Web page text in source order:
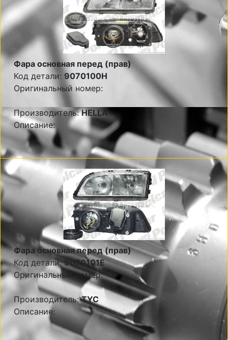
Фара основная перед (прав)
Код детали: 9070100H
Оригинальный номер:
Производитель:HELLA
Описание:
Фара основная перед (прав)
Код детали:9070101E
Оригинальный номер:
Производитель:TYC
Описание: